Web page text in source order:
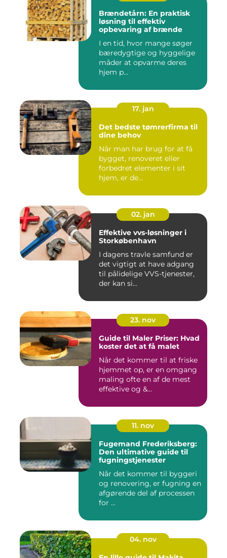
Brændetårn: En praktisk
løsning til effektiv
opbevaring af brænde
I en tid, hvor mange søger
bæredygtige og hyggelige
måder at opvarme deres
hjem p...
17. jan
Det bedste tømrerfirma til
dine behov
Når man har brug for at få
bygget, renoveret eller
forbedret elementer i sit
hjem, er de...
02. jan
Effektive vvs-løsninger i
Storkøbenhavn
I dagens travle samfund er
det vigtigt at have adgang
til pålidelige VVS-tjenester,
der kan si...
23. nov
Guide til Maler Priser: Hvad
koster det at få malet
Når det kommer til at friske
hjemmet op, er en omgang
maling ofte en af de mest
effektive og &...
11. nov
Fugemand Frederiksberg:
Den ultimative guide til
fugningstjenester
Når det kommer til byggeri
og renovering, er fugning en
afgørende del af processen
for ...
04. nov